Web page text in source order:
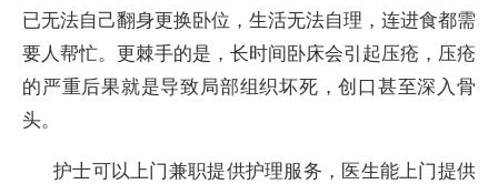
已无法自己翻身更换卧位，生活无法自理，连进食都需
要人帮忙。更棘手的是，长时间卧床会引起压疮，压疮
的严重后果就是导致局部组织坏死，创口甚至深入骨
头。
护士可以上门兼职提供护理服务，医生能上门提供